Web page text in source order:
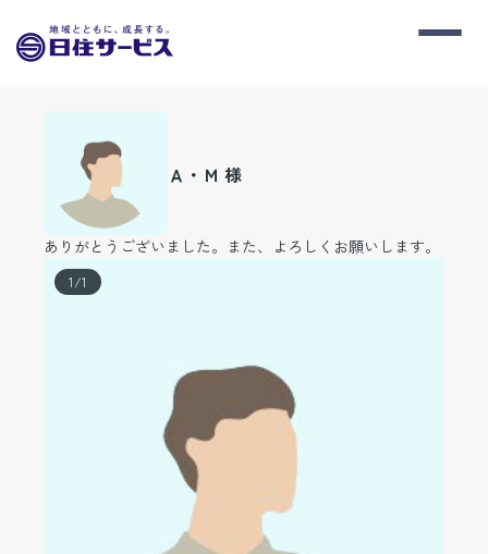
Ａ・Ｍ 様
ありがとうございました。また、よろしくお願いします。
1/1